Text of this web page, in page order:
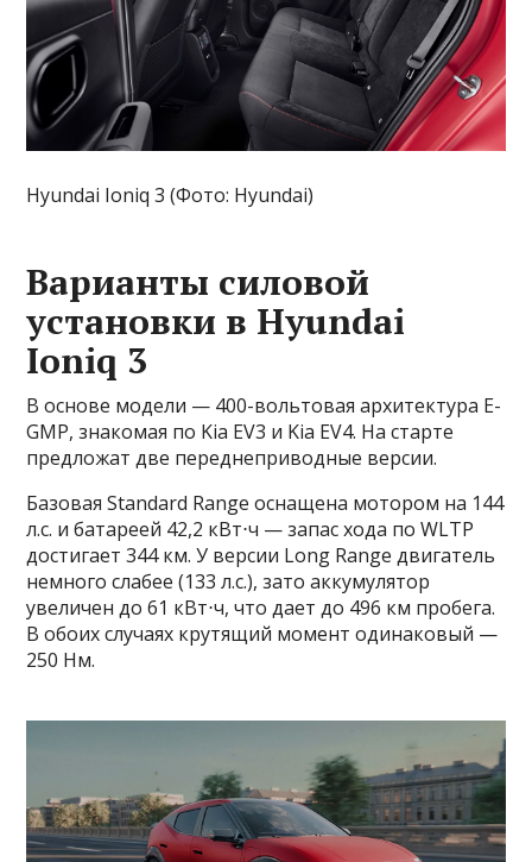
Hyundai Ioniq 3 (Фото: Hyundai)
Варианты силовой
установки в Hyundai
Ioniq 3
В основе модели — 400-вольтовая архитектура E-
GMP, знакомая по Kia EV3 и Kia EV4. На старте
предложат две переднеприводные версии.
Базовая Standard Range оснащена мотором на 144
л.с. и батареей 42,2 кВт⋅ч — запас хода по WLTP
достигает 344 км. У версии Long Range двигатель
немного слабее (133 л.с.), зато аккумулятор
увеличен до 61 кВт⋅ч, что дает до 496 км пробега.
В обоих случаях крутящий момент одинаковый —
250 Нм.